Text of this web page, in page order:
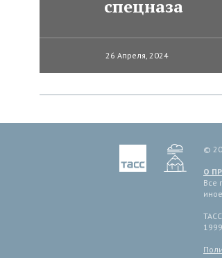
спецназа
26 Апреля, 2024
©
О
Все